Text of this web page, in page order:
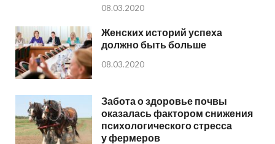
08.03.2020
Женских историй успеха
должно быть больше
08.03.2020
Забота о здоровье почвы
оказалась фактором снижения
психологического стресса
у фермеров